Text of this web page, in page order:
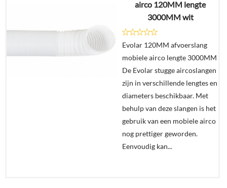
In
winkelmand
airco 120MM lengte
3000MM wit
Evolar 120MM afvoerslang
mobiele airco lengte 3000MM
De Evolar stugge aircoslangen
zijn in verschillende lengtes en
diameters beschikbaar. Met
behulp van deze slangen is het
gebruik van een mobiele airco
nog prettiger geworden.
Eenvoudig kan...